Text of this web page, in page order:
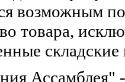
возможным
товара,
Ассамблея" -